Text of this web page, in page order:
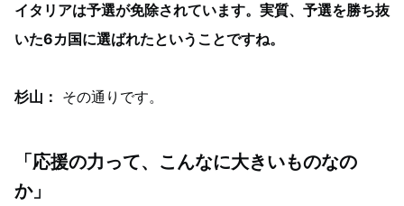
イタリアは予選が免除されています。実質、予選を勝ち抜
いた6カ国に選ばれたということですね。
杉山： その通りです。
「応援の力って、こんなに大きいものなの
か」